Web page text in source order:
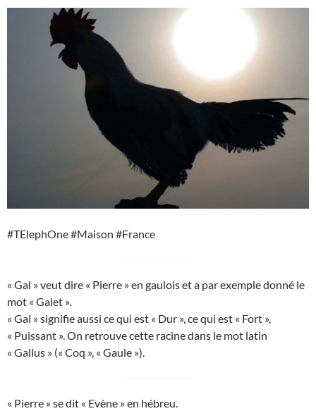
#TElephOne #Maison #France
« Gal » veut dire « Pierre » en gaulois et a par exemple donné le
mot « Galet ».
« Gal » signifie aussi ce qui est « Dur », ce qui est « Fort »,
« Puissant ». On retrouve cette racine dans le mot latin
« Gallus » (« Coq », « Gaule »).
« Pierre » se dit « Evène » en hébreu.